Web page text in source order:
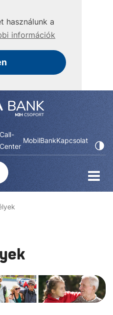
használunk a
információk
Call-
Center
MobilBankKapcsolat